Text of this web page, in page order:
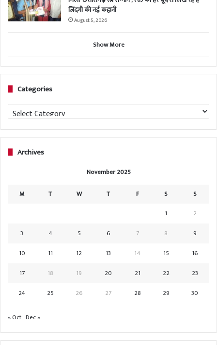
जिंदगी की नई कहानी
August 5, 2026
Show More
Categories
Categories
Archives
November 2025
M T W T F S
S
1
2
3
4 5 6 7 8
9
10
11 12 13 14 15
16
17
18 19 20 21 22
23
24
25 26 27 28 29 30
« Oct Dec »